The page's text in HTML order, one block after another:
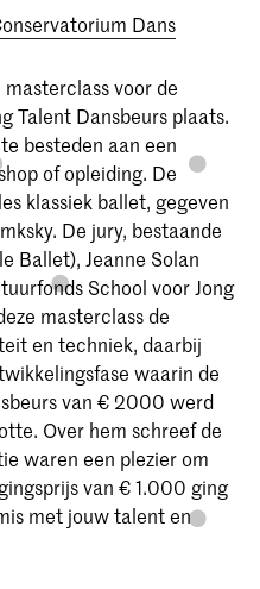
Dans
voor de
Talent Dansbeurs plaats.
besteden aan een
of opleiding. De
klassiek ballet, gegeven
De jury, bestaande
Ballet), Jeanne Solan
School voor Jong
masterclass de
en techniek, daarbij
waarin de
van € 2000 werd
Over hem schreef de
waren een plezier om
van € 1.000 ging
met jouw talent en